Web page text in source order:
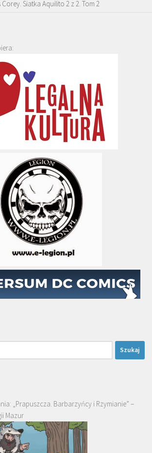
Corey. Siatka Aquilito 2 z 2. Tom 2
„Prapuszcza. Barbarzyńcy i Rzymianie” –
Mazur